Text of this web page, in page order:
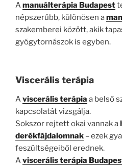
Amanuálterápia Budapest
népszerűbb, különösen a
szakemberei között, akik
gyógytornászok is egyben.
Viscerális terápia
Aviscerális terápia a belső
kapcsolatát vizsgálja.
Sokszor rejtett okai vannak a
derékfájdalomnak – ezek
feszültségeiből erednek.
Aviscerális terápia